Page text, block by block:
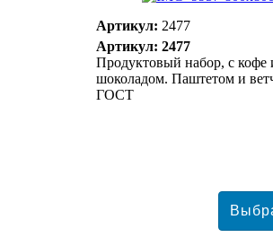
Артикул: 2477
Артикул: 2477
Продуктовый набор, с кофе
шоколадом. Паштетом и
ГОСТ